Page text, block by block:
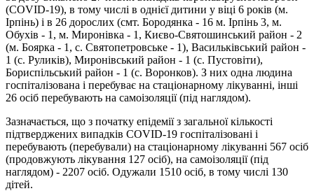
(COVID-19), в тому числі в однієї дитини у віці 6 років (м.
Ірпінь) і в 26 дорослих (смт. Бородянка - 16 м. Ірпінь 3, м.
Обухів - 1, м. Миронівка - 1, Києво-Святошинський район - 2
(м. Боярка - 1, с. Святопетровське - 1), Васильківський район -
1 (с. Руликів), Миронівський район - 1 (с. Пустовіти),
Бориспільський район - 1 (с. Воронков). З них одна людина
госпіталізована і перебуває на стаціонарному лікуванні, інші
26 осіб перебувають на самоізоляції (під наглядом).
Зазначається, що з початку епідемії з загальної кількості
підтверджених випадків COVID-19 госпіталізовані і
перебувають (перебували) на стаціонарному лікуванні 567 осіб
(продовжують лікування 127 осіб), на самоізоляції (під
наглядом) - 2207 осіб. Одужали 1510 осіб, в тому числі 130
дітей.